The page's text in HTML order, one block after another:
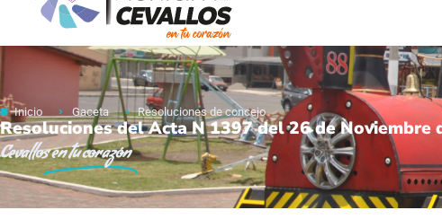
Inicio Gaceta Resoluciones de concejo
Resoluciones del Acta N 1397 del 26 de Noviembre
Cevallosen tu corazón